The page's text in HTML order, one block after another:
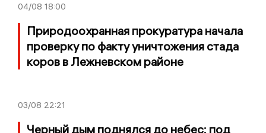
04/08 18:00
Природоохранная прокуратура начала
проверку по факту уничтожения стада
коров в Лежневском районе
03/08 22:21
Черный дым поднялся до небес: под